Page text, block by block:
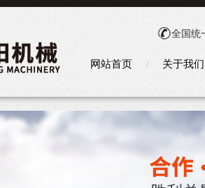
全国统
网站首页 关于我们